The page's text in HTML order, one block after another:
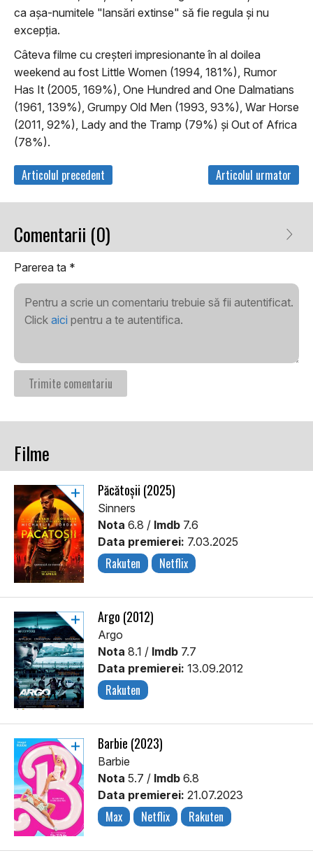
ca aşa-numitele "lansări extinse" să fie regula şi nu
excepţia.
Câteva filme cu creşteri impresionante în al doilea
weekend au fost Little Women (1994, 181%), Rumor
Has It (2005, 169%), One Hundred and One Dalmatians
(1961, 139%), Grumpy Old Men (1993, 93%), War Horse
(2011, 92%), Lady and the Tramp (79%) şi Out of Africa
(78%).
Articolul precedent Articolul urmator
Comentarii (0)
Parerea ta *
Pentru a scrie un comentariu trebuie să fii autentificat.
Click aici pentru a te autentifica.
Filme
Păcătoșii (2025)
Sinners
Nota 6.8 / Imdb 7.6
Data premierei: 7.03.2025
Rakuten Netflix
Argo (2012)
Argo
Nota 8.1 / Imdb 7.7
Data premierei: 13.09.2012
Rakuten
Barbie (2023)
Barbie
Nota 5.7 / Imdb 6.8
Data premierei: 21.07.2023
Max Netflix Rakuten